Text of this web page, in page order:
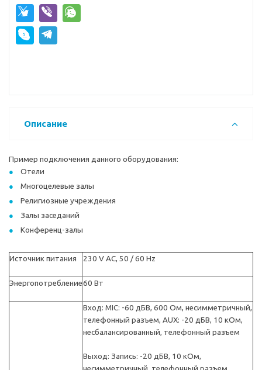
Описание
Пример подключения данного оборудования:
Отели
Многоцелевые залы
Религиозные учреждения
Залы заседаний
Конференц-залы
Источник питания 230 V AC, 50 / 60 Hz
Энергопотребление60 Вт
Вход: MIC: -60 дБВ, 600 Ом, несимметричный,
телефонный разъем, AUX: -20 дБВ, 10 кОм,
несбалансированный, телефонный разъем
Выход: Запись: -20 дБВ, 10 кОм,